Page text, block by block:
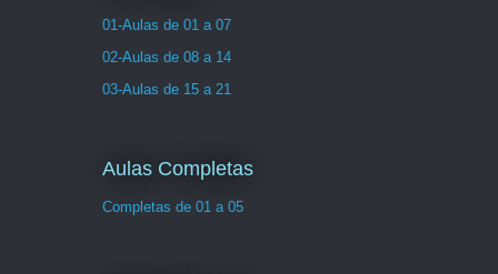
01-Aulas de 01 a 07
02-Aulas de 08 a 14
03-Aulas de 15 a 21
Aulas Completas
Completas de 01 a 05